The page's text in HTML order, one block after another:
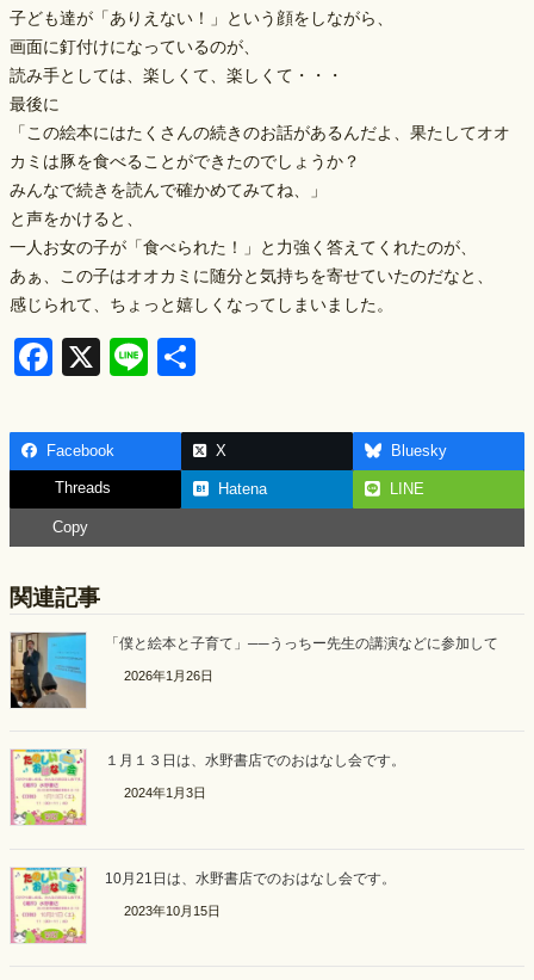
子ども達が「ありえない！」という顔をしながら、
画面に釘付けになっているのが、
読み手としては、楽しくて、楽しくて・・・
最後に
「この絵本にはたくさんの続きのお話があるんだよ、果たしてオオ
カミは豚を食べることができたのでしょうか？
みんなで続きを読んで確かめてみてね、」
と声をかけると、
一人お女の子が「食べられた！」と力強く答えてくれたのが、
あぁ、この子はオオカミに随分と気持ちを寄せていたのだなと、
感じられて、ちょっと嬉しくなってしまいました。
F
c
e
b
o
o
k
X
Li
e
ar
e
Facebook X Bluesky
Threads Hatena LINE
Copy
関連記事
「僕と絵本と子育て」──うっちー先生の講演などに参加して
2026年1月26日
１月１３日は、水野書店でのおはなし会です。
2024年1月3日
10月21日は、水野書店でのおはなし会です。
2023年10月15日